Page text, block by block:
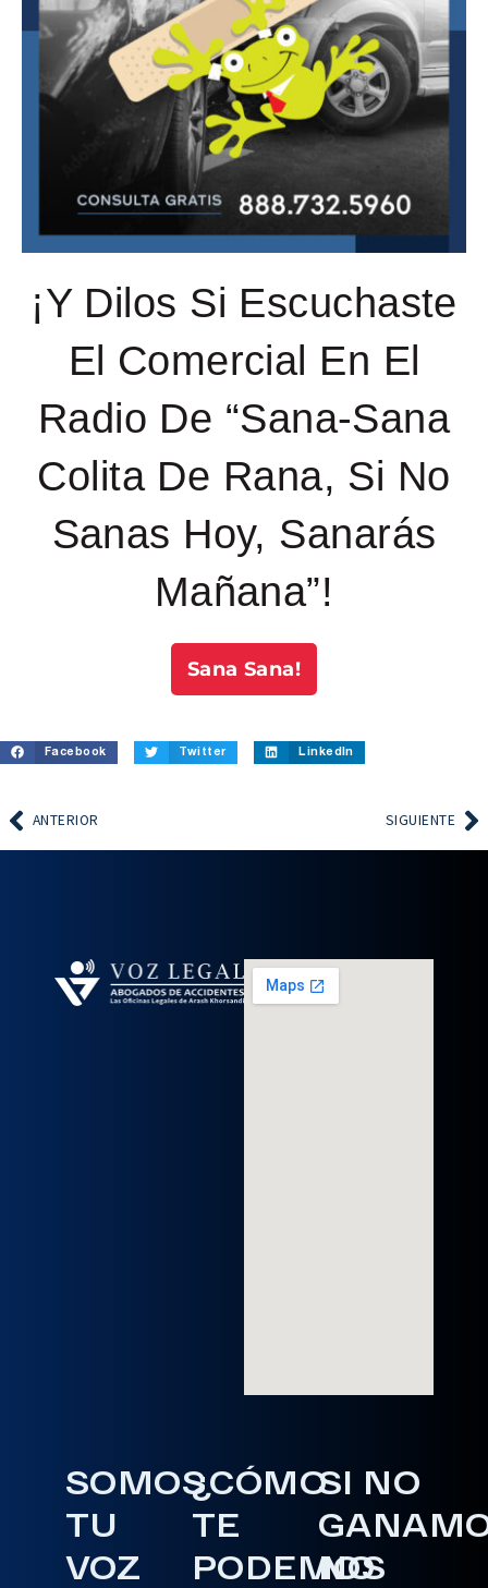
¡Y Dilos Si Escuchaste
El Comercial En El
Radio De “Sana-Sana
Colita De Rana, Si No
Sanas Hoy, Sanarás
Mañana”!
Sana Sana!
Facebook Twitter LinkedIn
ANTERIOR SIGUIENTE
SOMOS
TU
VOZ
¿CÓMO
TE
PODEMOS
SI NO
NO